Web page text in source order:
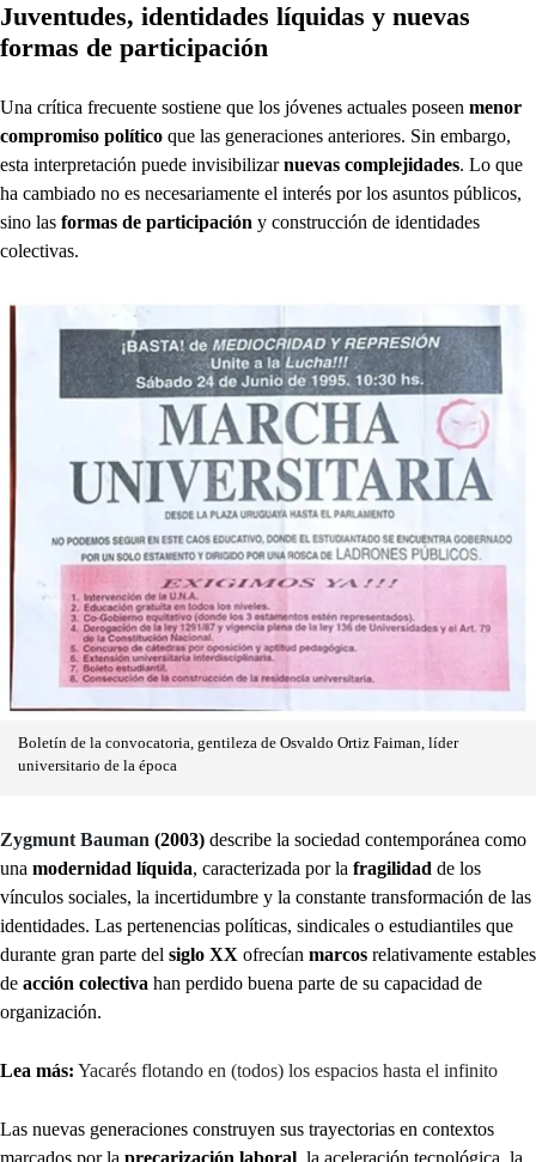
Juventudes, identidades líquidas y nuevas
formas de participación
Una crítica frecuente sostiene que los jóvenes actuales poseen menor
compromiso político que las generaciones anteriores. Sin embargo,
esta interpretación puede invisibilizarnuevas complejidades. Lo que
ha cambiado no es necesariamente el interés por los asuntos públicos,
sino las formas de participación y construcción de identidades
colectivas.
Boletín de la convocatoria, gentileza de Osvaldo Ortiz Faiman, líder
universitario de la época
Zygmunt Bauman (2003) describe la sociedad contemporánea como
una modernidad líquida, caracterizada por la fragilidad de los
vínculos sociales, la incertidumbre y la constante transformación de las
identidades. Las pertenencias políticas, sindicales o estudiantiles que
durante gran parte del siglo XX ofrecían marcos relativamente estables
de acción colectiva han perdido buena parte de su capacidad de
organización.
Lea más: Yacarés flotando en (todos) los espacios hasta el infinito
Las nuevas generaciones construyen sus trayectorias en contextos